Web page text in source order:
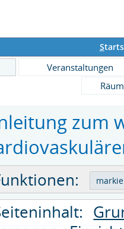
S
Veranstaltungen
zum